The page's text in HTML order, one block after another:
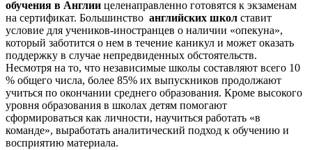
обучения в Англии целенаправленно готовятся к экзаменам
на сертификат. Большинство английских школ ставит
условие для учеников-иностранцев о наличии «опекуна»,
который заботится о нем в течение каникул и может оказать
поддержку в случае непредвиденных обстоятельств.
Несмотря на то, что независимые школы составляют всего 10
% общего числа, более 85% их выпускников продолжают
учиться по окончании среднего образования. Кроме высокого
уровня образования в школах детям помогают
сформироваться как личности, научиться работать «в
команде», выработать аналитический подход к обучению и
восприятию материала.